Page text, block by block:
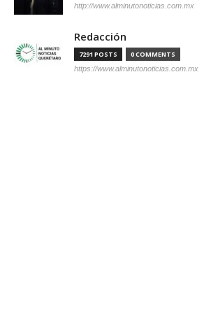
http://www.alminutonoticias.com.mx
Redacción
7291 POSTS 0 COMMENTS
https://www.alminutonoticias.com.mx